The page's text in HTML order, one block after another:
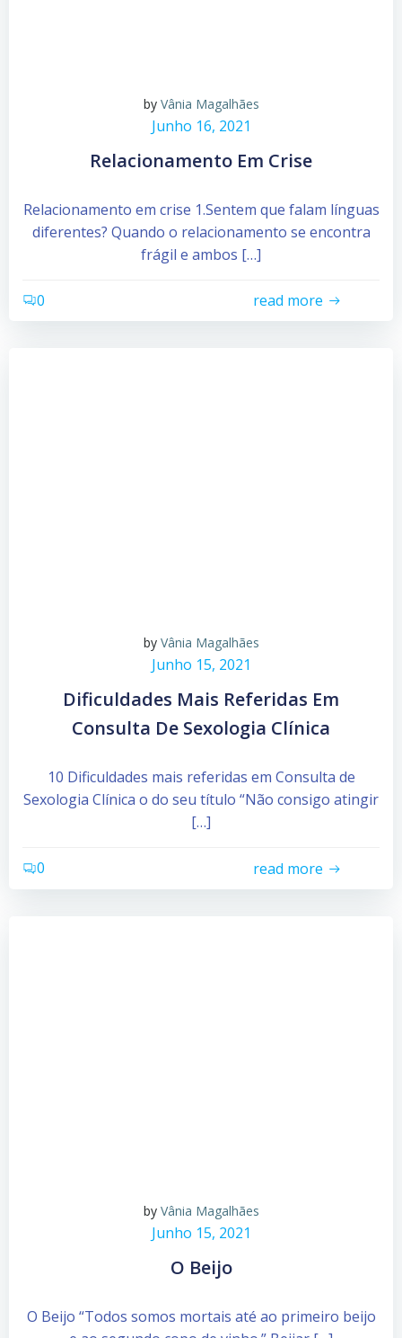
by Vânia Magalhães
Junho 16, 2021
Relacionamento Em Crise
Relacionamento em crise 1.Sentem que falam línguas
diferentes? Quando o relacionamento se encontra
frágil e ambos […]
0 read more
by Vânia Magalhães
Junho 15, 2021
Dificuldades Mais Referidas Em
Consulta De Sexologia Clínica
10 Dificuldades mais referidas em Consulta de
Sexologia Clínica o do seu título “Não consigo atingir
[…]
0 read more
by Vânia Magalhães
Junho 15, 2021
O Beijo
O Beijo “Todos somos mortais até ao primeiro beijo